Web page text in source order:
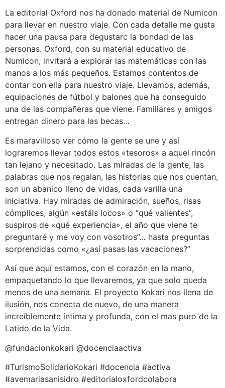
La editorial Oxford nos ha donado material de Numicon
para llevar en nuestro viaje. Con cada detalle me gusta
hacer una pausa para degustarc la bondad de las
personas. Oxford, con su material educativo de
Numicon, invitará a explorar las matemáticas con las
manos a los más pequeños. Estamos contentos de
contar con ella para nuestro viaje. Llevamos, además,
equipaciones de fútbol y balones que ha conseguido
una de las compañeras que viene. Familiares y amigos
entregan dinero para las becas…
Es maravilloso ver cómo la gente se une y así
lograremos llevar todos estos «tesoros» a aquel rincón
tan lejano y necesitado. Las miradas de la gente, las
palabras que nos regalan, las historias que nos cuentan,
son un abanico lleno de vidas, cada varilla una
iniciativa. Hay miradas de admiración, sueños, risas
cómplices, algún «estáis locos» o “qué valientes”,
suspiros de «qué experiencia», el año que viene te
preguntaré y me voy con vosotros”… hasta preguntas
sorprendidas como «¿así pasas las vacaciones?”
Así que aquí estamos, con el corazón en la mano,
empaquetando lo que llevaremos, ya que solo queda
menos de una semana. El proyecto Kokari nos llena de
ilusión, nos conecta de nuevo, de una manera
increíblemente íntima y profunda, con el mas puro de la
Latido de la Vida.
@fundacionkokari @docenciaactiva
#TurismoSolidarioKokari #docencia #activa
#avemariasanisidro #editorialoxfordcolabora